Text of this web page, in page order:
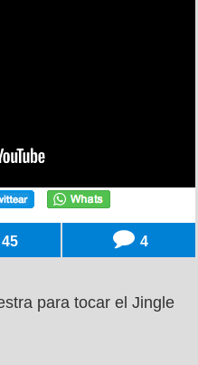
45 4
para tocar el Jingle